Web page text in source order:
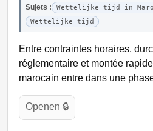
Sujets :
Wettelijke tijd in
Wettelijke tijd
Entre contraintes horaires,
réglementaire et montée rapide
marocain entre dans une
Openen 🔒